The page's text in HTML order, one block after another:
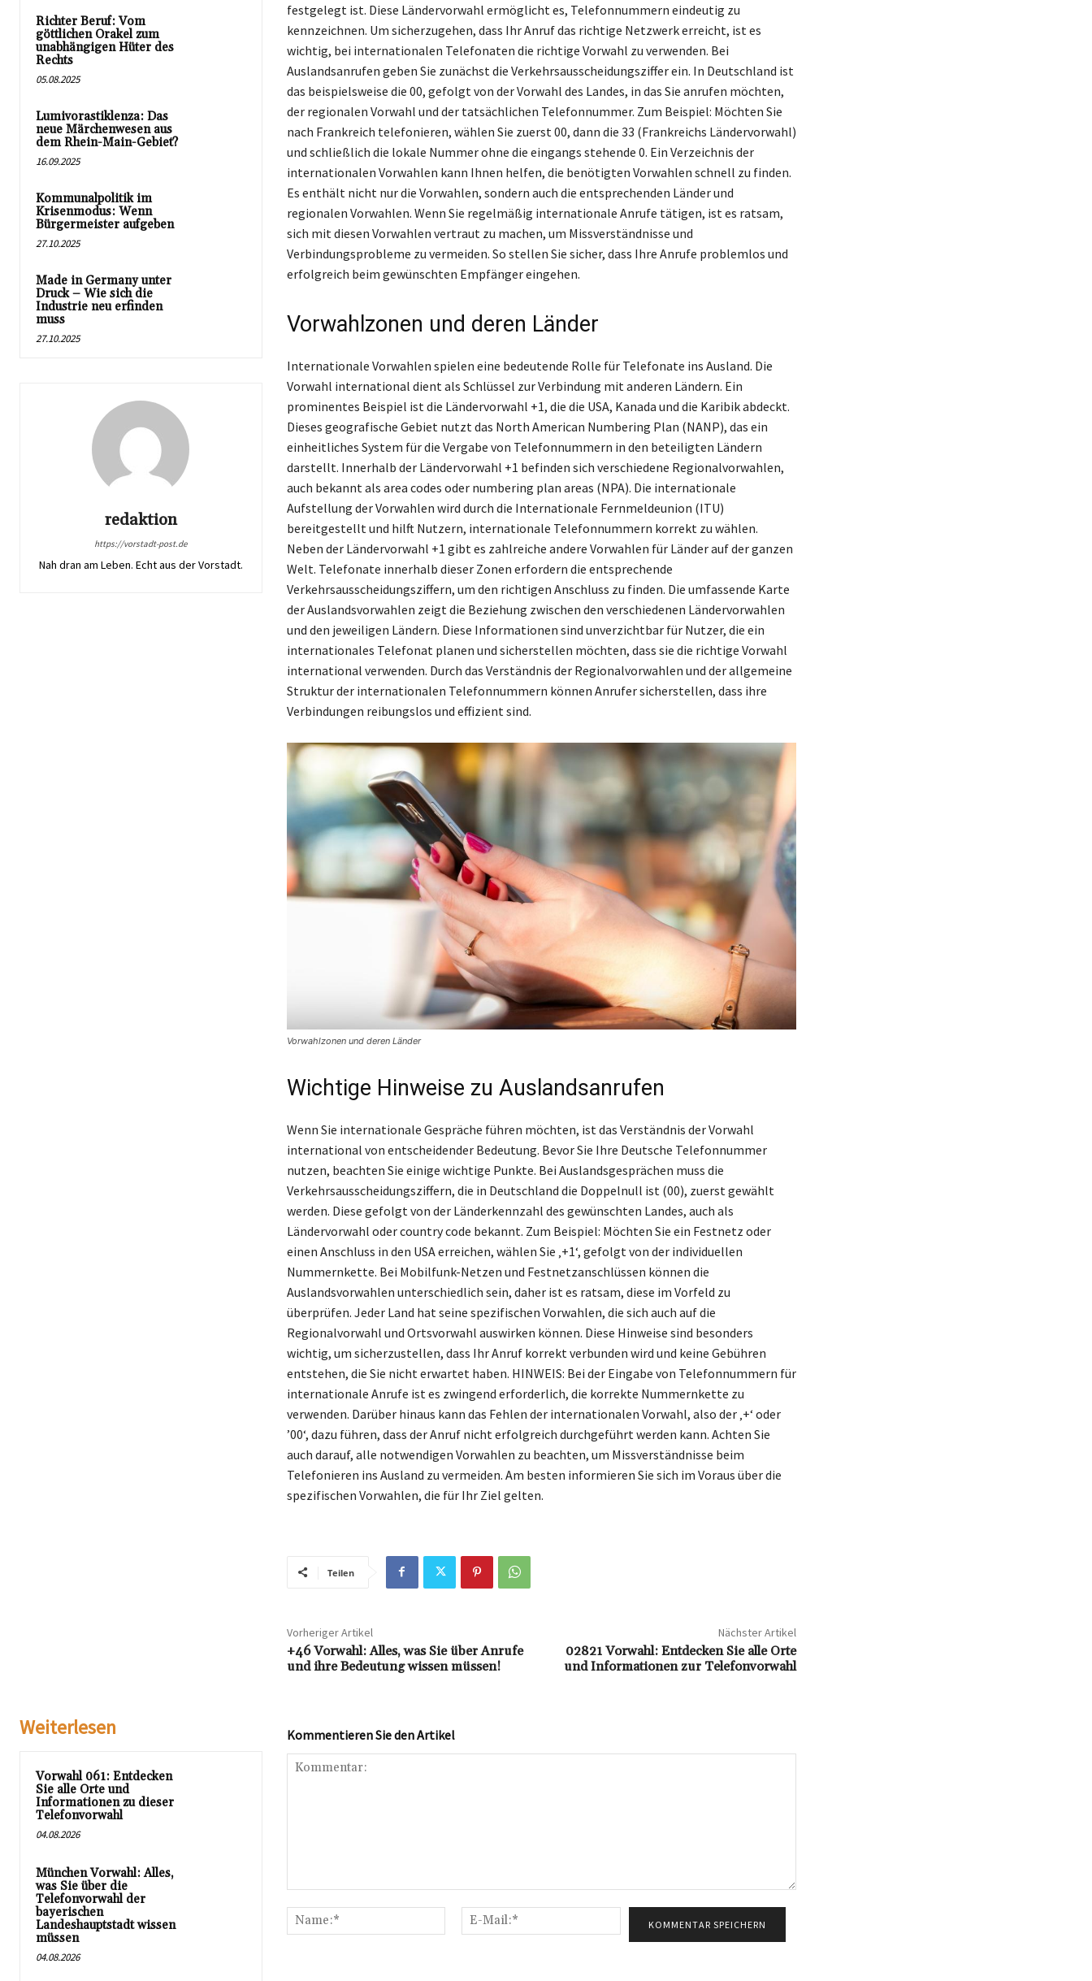
Richter Beruf: Vom
göttlichen Orakel zum
unabhängigen Hüter des
Rechts
05.08.2025
Lumivorastiklenza: Das
neue Märchenwesen aus
dem Rhein-Main-Gebiet?
16.09.2025
Kommunalpolitik im
Krisenmodus: Wenn
Bürgermeister aufgeben
27.10.2025
Made in Germany unter
Druck – Wie sich die
Industrie neu erfinden
muss
27.10.2025
redaktion
https://vorstadt-post.de
Nah dran am Leben. Echt aus der Vorstadt.
festgelegt ist. Diese Ländervorwahl ermöglicht es, Telefonnummern eindeutig zu
kennzeichnen. Um sicherzugehen, dass Ihr Anruf das richtige Netzwerk erreicht, ist es
wichtig, bei internationalen Telefonaten die richtige Vorwahl zu verwenden. Bei
Auslandsanrufen geben Sie zunächst die Verkehrsausscheidungsziffer ein. In Deutschland ist
das beispielsweise die 00, gefolgt von der Vorwahl des Landes, in das Sie anrufen möchten,
der regionalen Vorwahl und der tatsächlichen Telefonnummer. Zum Beispiel: Möchten Sie
nach Frankreich telefonieren, wählen Sie zuerst 00, dann die 33 (Frankreichs Ländervorwahl)
und schließlich die lokale Nummer ohne die eingangs stehende 0. Ein Verzeichnis der
internationalen Vorwahlen kann Ihnen helfen, die benötigten Vorwahlen schnell zu finden.
Es enthält nicht nur die Vorwahlen, sondern auch die entsprechenden Länder und
regionalen Vorwahlen. Wenn Sie regelmäßig internationale Anrufe tätigen, ist es ratsam,
sich mit diesen Vorwahlen vertraut zu machen, um Missverständnisse und
Verbindungsprobleme zu vermeiden. So stellen Sie sicher, dass Ihre Anrufe problemlos und
erfolgreich beim gewünschten Empfänger eingehen.
Vorwahlzonen und deren Länder
Internationale Vorwahlen spielen eine bedeutende Rolle für Telefonate ins Ausland. Die
Vorwahl international dient als Schlüssel zur Verbindung mit anderen Ländern. Ein
prominentes Beispiel ist die Ländervorwahl +1, die die USA, Kanada und die Karibik abdeckt.
Dieses geografische Gebiet nutzt das North American Numbering Plan (NANP), das ein
einheitliches System für die Vergabe von Telefonnummern in den beteiligten Ländern
darstellt. Innerhalb der Ländervorwahl +1 befinden sich verschiedene Regionalvorwahlen,
auch bekannt als area codes oder numbering plan areas (NPA). Die internationale
Aufstellung der Vorwahlen wird durch die Internationale Fernmeldeunion (ITU)
bereitgestellt und hilft Nutzern, internationale Telefonnummern korrekt zu wählen.
Neben der Ländervorwahl +1 gibt es zahlreiche andere Vorwahlen für Länder auf der ganzen
Welt. Telefonate innerhalb dieser Zonen erfordern die entsprechende
Verkehrsausscheidungsziffern, um den richtigen Anschluss zu finden. Die umfassende Karte
der Auslandsvorwahlen zeigt die Beziehung zwischen den verschiedenen Ländervorwahlen
und den jeweiligen Ländern. Diese Informationen sind unverzichtbar für Nutzer, die ein
internationales Telefonat planen und sicherstellen möchten, dass sie die richtige Vorwahl
international verwenden. Durch das Verständnis der Regionalvorwahlen und der allgemeine
Struktur der internationalen Telefonnummern können Anrufer sicherstellen, dass ihre
Verbindungen reibungslos und effizient sind.
Vorwahlzonen und deren Länder
Wichtige Hinweise zu Auslandsanrufen
Wenn Sie internationale Gespräche führen möchten, ist das Verständnis der Vorwahl
international von entscheidender Bedeutung. Bevor Sie Ihre Deutsche Telefonnummer
nutzen, beachten Sie einige wichtige Punkte. Bei Auslandsgesprächen muss die
Verkehrsausscheidungsziffern, die in Deutschland die Doppelnull ist (00), zuerst gewählt
werden. Diese gefolgt von der Länderkennzahl des gewünschten Landes, auch als
Ländervorwahl oder country code bekannt. Zum Beispiel: Möchten Sie ein Festnetz oder
einen Anschluss in den USA erreichen, wählen Sie ‚+1‘, gefolgt von der individuellen
Nummernkette. Bei Mobilfunk-Netzen und Festnetzanschlüssen können die
Auslandsvorwahlen unterschiedlich sein, daher ist es ratsam, diese im Vorfeld zu
überprüfen. Jeder Land hat seine spezifischen Vorwahlen, die sich auch auf die
Regionalvorwahl und Ortsvorwahl auswirken können. Diese Hinweise sind besonders
wichtig, um sicherzustellen, dass Ihr Anruf korrekt verbunden wird und keine Gebühren
entstehen, die Sie nicht erwartet haben. HINWEIS: Bei der Eingabe von Telefonnummern für
internationale Anrufe ist es zwingend erforderlich, die korrekte Nummernkette zu
verwenden. Darüber hinaus kann das Fehlen der internationalen Vorwahl, also der ‚+‘ oder
’00‘, dazu führen, dass der Anruf nicht erfolgreich durchgeführt werden kann. Achten Sie
auch darauf, alle notwendigen Vorwahlen zu beachten, um Missverständnisse beim
Telefonieren ins Ausland zu vermeiden. Am besten informieren Sie sich im Voraus über die
spezifischen Vorwahlen, die für Ihr Ziel gelten.
Teilen
Vorheriger Artikel
+46 Vorwahl: Alles, was Sie über Anrufe
und ihre Bedeutung wissen müssen!
Nächster Artikel
02821 Vorwahl: Entdecken Sie alle Orte
und Informationen zur Telefonvorwahl
Weiterlesen
Vorwahl 061: Entdecken
Sie alle Orte und
Informationen zu dieser
Telefonvorwahl
04.08.2026
München Vorwahl: Alles,
was Sie über die
Telefonvorwahl der
bayerischen
Landeshauptstadt wissen
müssen
04.08.2026
Kommentieren Sie den Artikel
Name:*
Mail:*